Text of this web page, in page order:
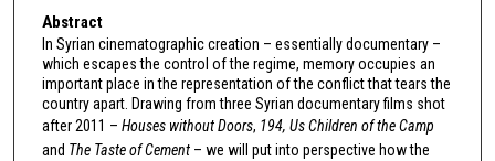
Abstract
In Syrian cinematographic creation – essentially documentary –
which escapes the control of the regime, memory occupies an
important place in the representation of the conflict that tears the
country apart. Drawing from three Syrian documentary films shot
after 2011 – Houses without Doors, 194, Us Children of the Camp
and The Taste of Cement– we will put into perspective how the